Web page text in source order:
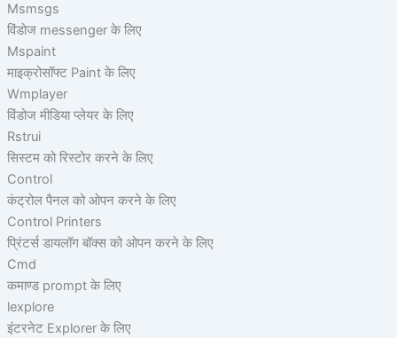
Msmsgs
विंडोज messenger के लिए
Mspaint
माइक्रोसॉफ्ट Paint के लिए
Wmplayer
विंडोज मीडिया प्लेयर के लिए
Rstrui
सिस्टम को रिस्टोर करने के लिए
Control
कंट्रोल पैनल को ओपन करने के लिए
Control Printers
प्रिंटर्स डायलॉग बॉक्स को ओपन करने के लिए
Cmd
कमाण्ड prompt के लिए
lexplore
इंटरनेट Explorer के लिए